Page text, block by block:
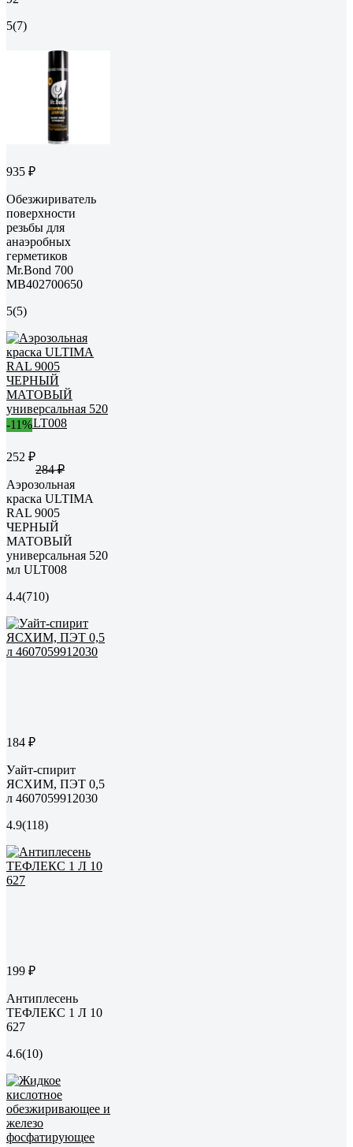
5(7)
935 ₽
Обезжириватель
поверхности
резьбы для
анаэробных
герметиков
Mr.Bond 700
MB402700650
5(5)
-11%
252 ₽
284 ₽
Аэрозольная
краска ULTIMA
RAL 9005
ЧЕРНЫЙ
МАТОВЫЙ
универсальная 520
мл ULT008
4.4(710)
184 ₽
Уайт-спирит
ЯСХИМ, ПЭТ 0,5
л 4607059912030
4.9(118)
199 ₽
Антиплесень
ТЕФЛЕКС 1 Л 10
627
4.6(10)